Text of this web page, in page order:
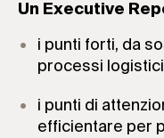
Un Executive
i punti forti, da
processi logistici
i punti di
efficientare per